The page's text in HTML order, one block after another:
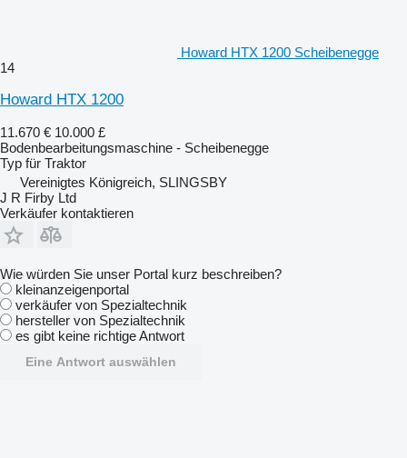
Howard HTX 1200 Scheibenegge
14
Howard HTX 1200
11.670 € 10.000 £
Bodenbearbeitungsmaschine - Scheibenegge
Typ für Traktor
Vereinigtes Königreich, SLINGSBY
J R Firby Ltd
Verkäufer kontaktieren
Wie würden Sie unser Portal kurz beschreiben?
kleinanzeigenportal
verkäufer von Spezialtechnik
hersteller von Spezialtechnik
es gibt keine richtige Antwort
Eine Antwort auswählen